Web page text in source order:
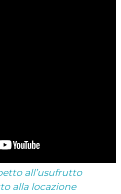
all’usufrutto
alla locazione